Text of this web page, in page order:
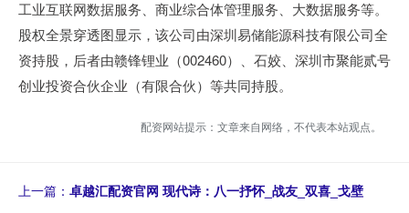
工业互联网数据服务、商业综合体管理服务、大数据服务等。
股权全景穿透图显示，该公司由深圳易储能源科技有限公司全
资持股，后者由赣锋锂业（002460）、石姣、深圳市聚能贰号
创业投资合伙企业（有限合伙）等共同持股。
配资网站提示：文章来自网络，不代表本站观点。
上一篇： 卓越汇配资官网 现代诗：八一抒怀_战友_双喜_戈壁